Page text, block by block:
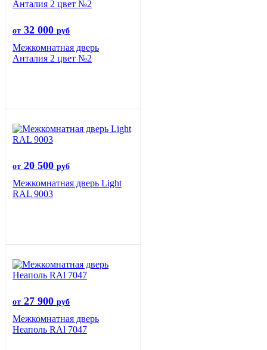
от 32 000 руб
Межкомнатная дверь
Анталия 2 цвет №2
от 20 500 руб
Межкомнатная дверь Light
RAL 9003
от 27 900 руб
Межкомнатная дверь
Неаполь RAl 7047